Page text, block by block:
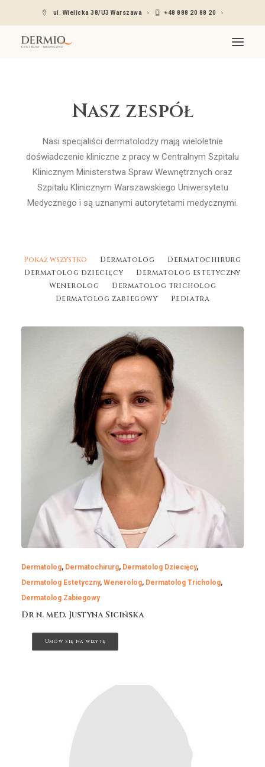
ul. Wielicka 38/U3 Warszawa +48 888 20 88 20
Cennik
Kontakt
Wyszukiwanie
Nasz zespół
Nasi specjaliści dermatolodzy mają wieloletnie
doświadczenie kliniczne z pracy w Centralnym Szpitalu
Klinicznym Ministerstwa Spraw Wewnętrznych oraz
Szpitalu Klinicznym Warszawskiego Uniwersytetu
Medycznego i są uznanymi autorytetami medycznymi.
Pokaż wszystko Dermatolog
Dermatochirurg
Dermatolog dziecięcy
Dermatolog estetyczny
Wenerolog
Dermatolog tricholog
Dermatolog zabiegowy
Pediatra
Dermatolog, Dermatochirurg, Dermatolog Dziecięcy,
Dermatolog Estetyczny, Wenerolog, Dermatolog Tricholog,
Dermatolog Zabiegowy
Dr n. med. Justyna Sicińska
Umów się na wizytę